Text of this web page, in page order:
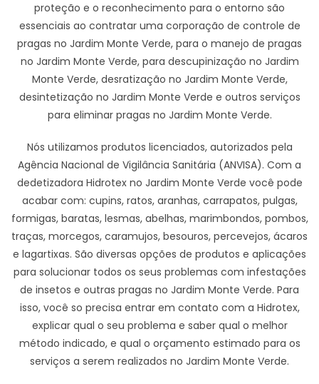
proteção e o reconhecimento para o entorno são
essenciais ao contratar uma corporação de controle de
pragas no Jardim Monte Verde, para o manejo de pragas
no Jardim Monte Verde, para descupinização no Jardim
Monte Verde, desratização no Jardim Monte Verde,
desintetização no Jardim Monte Verde e outros serviços
para eliminar pragas no Jardim Monte Verde.
Nós utilizamos produtos licenciados, autorizados pela
Agência Nacional de Vigilância Sanitária (ANVISA). Com a
dedetizadora Hidrotex no Jardim Monte Verde você pode
acabar com: cupins, ratos, aranhas, carrapatos, pulgas,
formigas, baratas, lesmas, abelhas, marimbondos, pombos,
traças, morcegos, caramujos, besouros, percevejos, ácaros
e lagartixas. São diversas opções de produtos e aplicações
para solucionar todos os seus problemas com infestações
de insetos e outras pragas no Jardim Monte Verde. Para
isso, você so precisa entrar em contato com a Hidrotex,
explicar qual o seu problema e saber qual o melhor
método indicado, e qual o orçamento estimado para os
serviços a serem realizados no Jardim Monte Verde.